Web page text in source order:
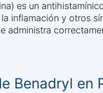
es un
inflamación y otros
administra
Benadryl en